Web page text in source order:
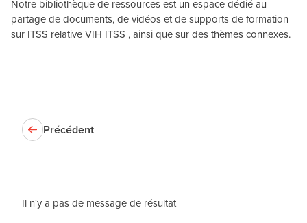
Notre bibliothèque de ressources est un espace dédié au
partage de documents, de vidéos et de supports de formation
sur ITSS relative VIH ITSS , ainsi que sur des thèmes connexes.
Précédent
Il n'y a pas de message de résultat